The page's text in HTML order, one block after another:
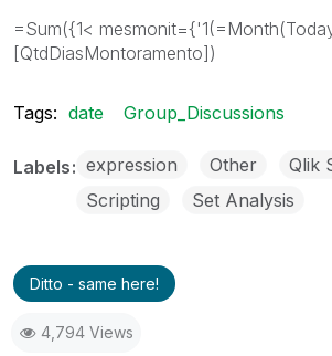
=Sum({1<
[QtdDiasMontoramento])
Tags: date Group_Discussions
Labels expression Other
Qlik
Scripting
Set Analysis
Ditto - same here!
4,794 Views